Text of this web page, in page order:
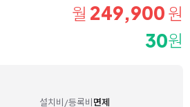
월 249,900 원
30원
설치비/등록비면제